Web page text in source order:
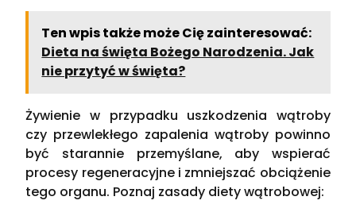
Ten wpis także może Cię zainteresować:
Dieta na święta Bożego Narodzenia. Jak
nie przytyć w święta?
Żywienie w przypadku uszkodzenia wątroby
czy przewlekłego zapalenia wątroby powinno
być starannie przemyślane, aby wspierać
procesy regeneracyjne i zmniejszać obciążenie
tego organu. Poznaj zasady diety wątrobowej: